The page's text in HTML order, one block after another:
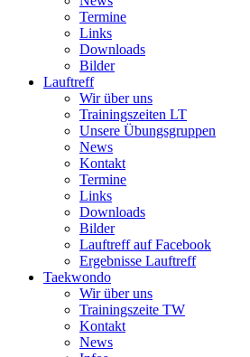
Termine
Links
Downloads
Bilder
Lauftreff
Wir über uns
Trainingszeiten LT
Unsere Übungsgruppen
News
Kontakt
Termine
Links
Downloads
Bilder
Lauftreff auf Facebook
Ergebnisse Lauftreff
Taekwondo
Wir über uns
Trainingszeite TW
Kontakt
News